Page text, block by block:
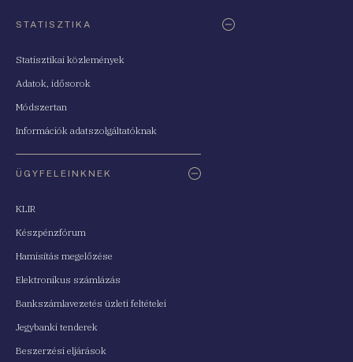
STATISZTIKA
Statisztikai közlemények
Adatok, idősorok
Módszertan
Információk adatszolgáltatóknak
ÜGYFELEINKNEK
KLIR
Készpénzfórum
Hamisítás megelőzése
Elektronikus számlázás
Bankszámlavezetés üzleti feltételei
Jegybanki tenderek
Beszerzési eljárások